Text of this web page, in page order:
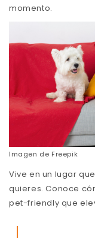
momento.
Imagen de Freepik
Vive en un lugar
quieres. Conoce
pet-friendly que